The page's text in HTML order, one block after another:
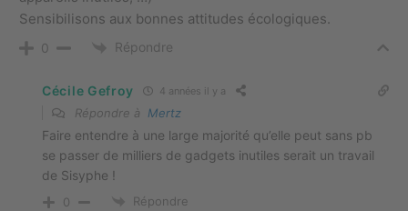
Sensibilisons aux bonnes attitudes écologiques.
0 Répondre
Cécile Gefroy 4 années il y a
Répondre à Mertz
Faire entendre à une large majorité qu’elle peut sans pb
se passer de milliers de gadgets inutiles serait un travail
de Sisyphe !
0 Répondre